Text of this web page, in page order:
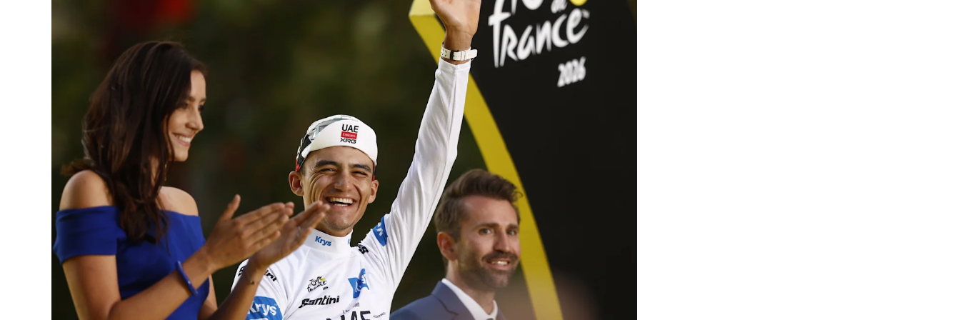
porque estamos siendo el faro de Occidente», afirmó.
Las declaraciones se produjeron horas después de que la Cancillería brasileña convocara a
consultas a su embajador en Argentina, Julio Bitelli, debido a los comentarios realizados por
Milei contra el presidente brasileño, Luiz Inácio Lula da Silva.
Durante un acto político del Partido Liberal (PL) en Brasil, donde participó para respaldar la
candidatura de Flávio Bolsonaro, Milei calificó a Lula de «ladrón» y lo acusó de promover el
socialismo en América Latina y de conducir a Brasil hacia una crisis fiscal.
La disputa ocurre en un contexto político marcado por las elecciones brasileñas de octubre,
en las que Flávio Bolsonaro busca fortalecer su candidatura frente a Lula, quien aspira a un
cuarto mandato no consecutivo y mantiene ventaja en algunas encuestas.
ADVERTISEMENT